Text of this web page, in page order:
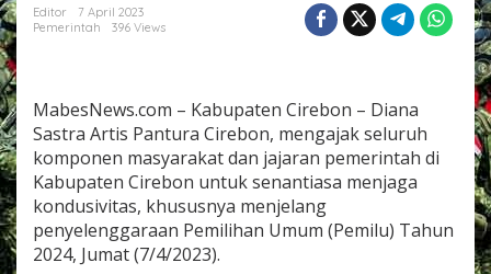
A
r
t
i
s
P
a
n
t
Editor
7 April 2023
Pemerintah
396 Views
MabesNews.com – Kabupaten Cirebon – Diana
Sastra Artis Pantura Cirebon, mengajak seluruh
komponen masyarakat dan jajaran pemerintah di
Kabupaten Cirebon untuk senantiasa menjaga
kondusivitas, khususnya menjelang
penyelenggaraan Pemilihan Umum (Pemilu) Tahun
2024, Jumat (7/4/2023).